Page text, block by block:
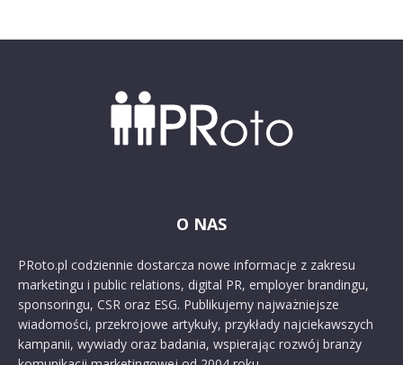
O NAS
PRoto.pl codziennie dostarcza nowe informacje z zakresu
marketingu i public relations, digital PR, employer brandingu,
sponsoringu, CSR oraz ESG. Publikujemy najważniejsze
wiadomości, przekrojowe artykuły, przykłady najciekawszych
kampanii, wywiady oraz badania, wspierając rozwój branży